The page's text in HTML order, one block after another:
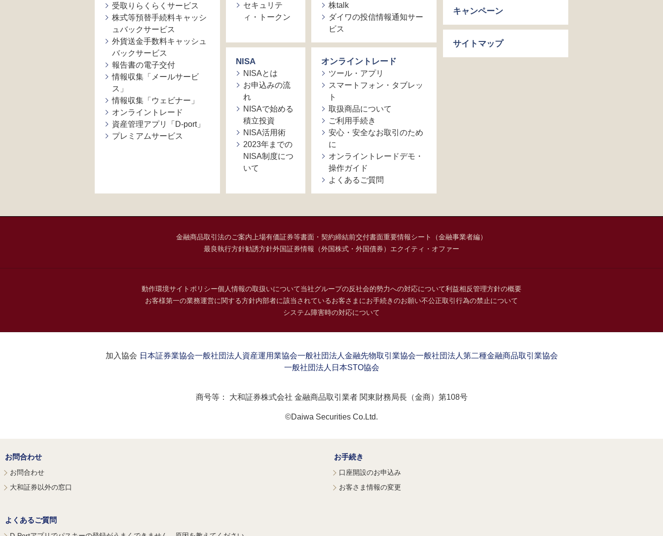
受取りらくらくサービス
株式等預替手続料キャッシ
ュバックサービス
外貨送金手数料キャッシュ
バックサービス
報告書の電子交付
情報収集「メールサービ
ス」
情報収集「ウェビナー」
オンライントレード
資産管理アプリ「D-port」
プレミアムサービス
セキュリテ
ィ・トークン
NISA
NISAとは
お申込みの流
れ
NISAで始める
積立投資
NISA活用術
2023年までの
NISA制度につ
いて
株talk
ダイワの投信情報通知サー
ビス
オンライントレード
ツール・アプリ
スマートフォン・タブレッ
ト
取扱商品について
ご利用手続き
安心・安全なお取引のため
に
オンライントレードデモ・
操作ガイド
よくあるご質問
キャンペーン
サイトマップ
金融商品取引法のご案内 上場有価証券等書面・契約締結前交付書面重要情報シート（金融事業者編）
最良執行方針勧誘方針外国証券情報（外国株式・外国債券） エクイティ・オファー
動作環境サイトポリシー個人情報の取扱いについて当社グループの反社会的勢力への対応について利益相反管理方針の概要
お客様第一の業務運営に関する方針内部者に該当されているお客さまにお手続きのお願い不公正取引行為の禁止について
システム障害時の対応について
加入協会：日本証券業協会一般社団法人資産運用業協会一般社団法人金融先物取引業協会一般社団法人第二種金融商品取引業協会
一般社団法人日本STO協会
商号等： 大和証券株式会社 金融商品取引業者 関東財務局長（金商）第108号
©Daiwa Securities Co.Ltd.
お問合わせ
お問合わせ
大和証券以外の窓口
お手続き
口座開設のお申込み
お客さま情報の変更
よくあるご質問